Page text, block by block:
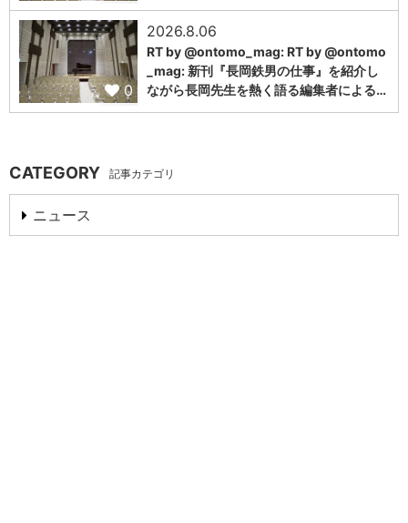
0
2026.8.06
RT by @ontomo_mag: RT by @ontomo
_mag: 新刊『長岡鉄男の仕事』を紹介し
ながら長岡先生を熱く語る編集者による…
CATEGORY 記事カテゴリ
ニュース